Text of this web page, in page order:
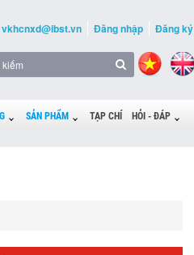
vkhcnxd@ibst.vn Đăng nhập Đăng ký
SẢN PHẨM TẠP CHÍ HỎI - ĐÁP